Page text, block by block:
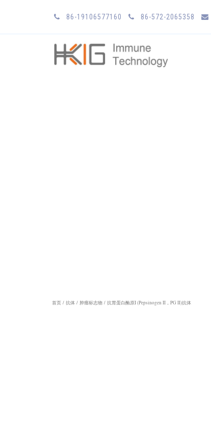
86-19106577160 86-572-2065358
首页 / 抗体 / 肿瘤标志物 / 抗胃蛋白酶原I (Pepsinogen II，PG II)抗体